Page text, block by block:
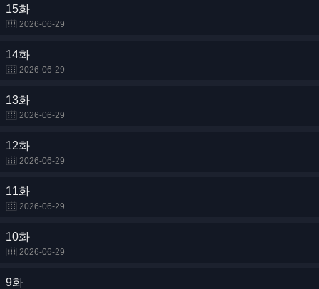
15화
2026-06-29
14화
2026-06-29
13화
2026-06-29
12화
2026-06-29
11화
2026-06-29
10화
2026-06-29
9화